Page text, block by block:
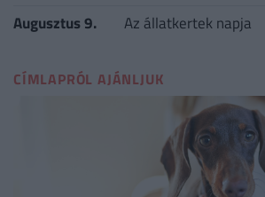
Augusztus 9.
Az állatkertek napja
CÍMLAPRÓL AJÁNLJUK